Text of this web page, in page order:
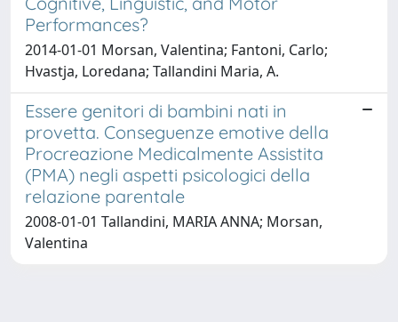
Performances?
2014-01-01 Morsan, Valentina; Fantoni, Carlo;
Hvastja, Loredana; Tallandini Maria, A.
Essere genitori di bambini nati in
provetta. Conseguenze emotive della
Procreazione Medicalmente Assistita
(PMA) negli aspetti psicologici della
relazione parentale
2008-01-01 Tallandini, MARIA ANNA; Morsan,
Valentina